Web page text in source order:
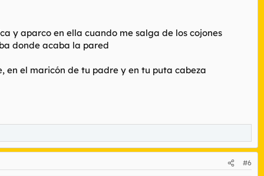
y aparco en ella cuando me salga de los cojones
donde acaba la pared
en el maricón de tu padre y en tu puta cabeza
#6